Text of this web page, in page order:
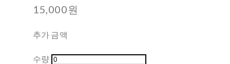
15,000원
추가 금액
수량